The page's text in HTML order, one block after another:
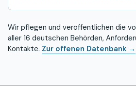
Wir pflegen und veröffentlichen die
aller 16 deutschen Behörden,
Kontakte. Zur offenen Datenbank →